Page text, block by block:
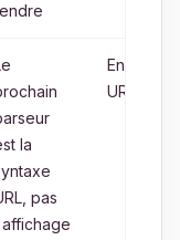
la
pas
URL